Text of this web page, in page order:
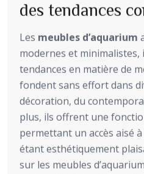
des tendances
Les meubles d’aquarium
modernes et
tendances en matière de
fondent sans effort dans
décoration, du
plus, ils offrent une
permettant un accès aisé
étant esthétiquement
sur les meubles